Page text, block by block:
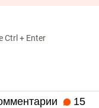
Ctrl + Enter
15